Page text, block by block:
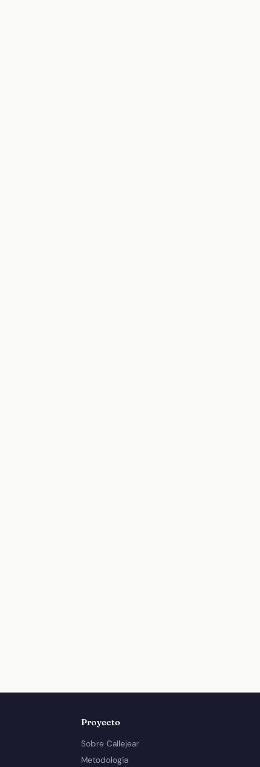
Proyecto
Sobre Callejear
Metodología